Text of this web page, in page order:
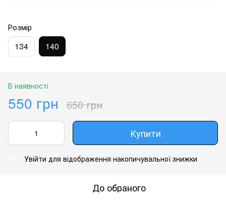
Розмір
134 140
В наявності
550 грн 650 грн
Купити
Увійти для відображення накопичувальної знижки
До обраного